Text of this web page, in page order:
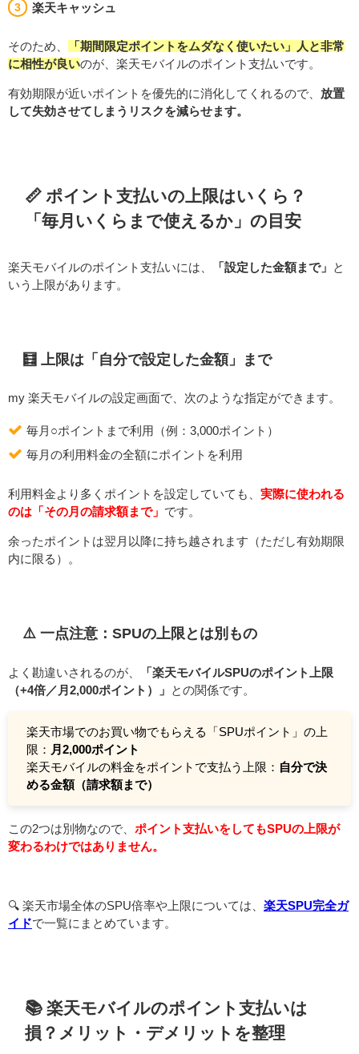
楽天キャッシュ
そのため、
「期間限定ポイントをムダなく使いたい」人と非常
に相性が良いのが、楽天モバイルのポイント支払いです。
有効期限が近いポイントを優先的に消化してくれるので、 放置
して失効させてしまうリスクを減らせます。
📏 ポイント支払いの上限はいくら？
「毎月いくらまで使えるか」の目安
楽天モバイルのポイント支払いには、 「設定した金額まで」
と
いう上限があります。
🧮 上限は「自分で設定した金額」まで
my 楽天モバイルの設定画面で、次のような指定ができます。
毎月○ポイントまで利用（例：3,000ポイント）
毎月の利用料金の全額にポイントを利用
利用料金より多くポイントを設定していても、 実際に使われる
のは「その月の請求額まで」 です。
余ったポイントは翌月以降に持ち越されます（ただし有効期限
内に限る）。
⚠️ 一点注意：SPUの上限とは別もの
よく勘違いされるのが、
「楽天モバイルSPUのポイント上限
（+4倍／月2,000ポイント）」
との関係です。
楽天市場でのお買い物でもらえる「SPUポイント」の上
限： 月2,000ポイント
楽天モバイルの料金をポイントで支払う上限： 自分で決
める金額（請求額まで）
この2つは別物なので、 ポイント支払いをしてもSPUの上限が
変わるわけではありません。
🔍️ 楽天市場全体のSPU倍率や上限については、 楽天SPU完全ガ
イドで一覧にまとめています。
📚 楽天モバイルのポイント支払いは
損？メリット・デメリットを整理